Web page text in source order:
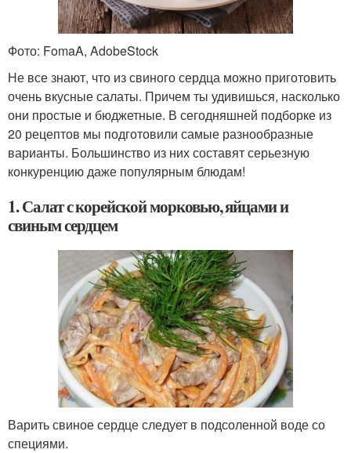
Фото: FomaA, AdobeStock
Не все знают, что из свиного сердца можно приготовить
очень вкусные салаты. Причем ты удивишься, насколько
они простые и бюджетные. В сегодняшней подборке из
20 рецептов мы подготовили самые разнообразные
варианты. Большинство из них составят серьезную
конкуренцию даже популярным блюдам!
1. Салат с корейской морковью, яйцами и
свиным сердцем
Варить свиное сердце следует в подсоленной воде со
специями.